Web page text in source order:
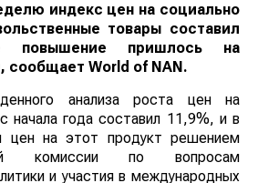
индекс цен на социально
товары составил
повышение пришлось на
сообщает World of NAN.
анализа роста цен на
начала года составил 11,9%, и в
цен на этот продукт решением
комиссии по вопросам
политики и участия в